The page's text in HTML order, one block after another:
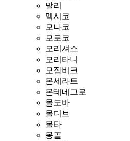
말리
멕시코
모나코
모로코
모리셔스
모리타니
모잠비크
몬세라트
몬테네그로
몰도바
몰디브
몰타
몽골